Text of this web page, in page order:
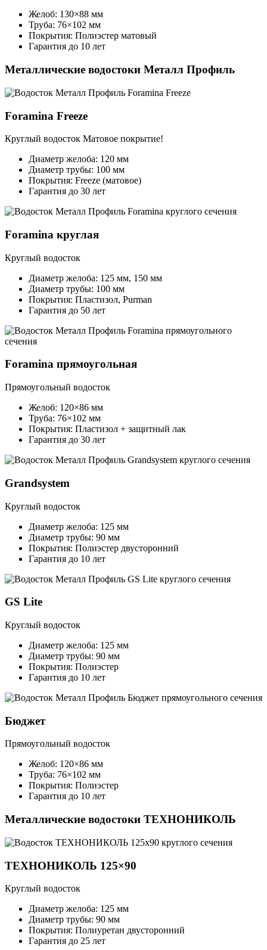
Желоб: 130×88 мм
Труба: 76×102 мм
Покрытия: Полиэстер матовый
Гарантия до 10 лет
Металлические водостоки Металл Профиль
Foramina Freeze
Круглый водосток Матовое покрытие!
Диаметр желоба: 120 мм
Диаметр трубы: 100 мм
Покрытия: Freeze (матовое)
Гарантия до 30 лет
Foramina круглая
Круглый водосток
Диаметр желоба: 125 мм, 150 мм
Диаметр трубы: 100 мм
Покрытия: Пластизол, Purman
Гарантия до 50 лет
Foramina прямоугольная
Прямоугольный водосток
Желоб: 120×86 мм
Труба: 76×102 мм
Покрытия: Пластизол + защитный лак
Гарантия до 30 лет
Grandsystem
Круглый водосток
Диаметр желоба: 125 мм
Диаметр трубы: 90 мм
Покрытия: Полиэстер двусторонний
Гарантия до 10 лет
GS Lite
Круглый водосток
Диаметр желоба: 125 мм
Диаметр трубы: 90 мм
Покрытия: Полиэстер
Гарантия до 10 лет
Бюджет
Прямоугольный водосток
Желоб: 120×86 мм
Труба: 76×102 мм
Покрытия: Полиэстер
Гарантия до 10 лет
Металлические водостоки ТЕХНОНИКОЛЬ
ТЕХНОНИКОЛЬ 125×90
Круглый водосток
Диаметр желоба: 125 мм
Диаметр трубы: 90 мм
Покрытия: Полиуретан двусторонний
Гарантия до 25 лет